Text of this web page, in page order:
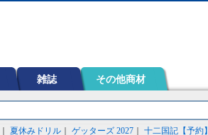
雑誌 その他商材
夏休みドリル ゲッターズ 2027 十二国記【予約】